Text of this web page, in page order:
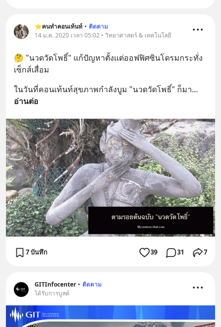
⭐️คนทำคอนเท้นท์ • ติดตาม
14 ม.ค. 2020 เวลา 05:02 • วิทยาศาสตร์ & เทคโนโลยี
🤔 "นวดวัดโพธิ์" แก้ปัญหาตั้งแต่ออฟฟิศซินโดรมกระทั่ง
เซ็กส์เสื่อม
ในวันที่คอนเท้นท์สุขภาพกำลังบูม "นวดวัดโพธิ์" ก็มา
อ่านต่อ
7 บันทึก 39 31 7
GITInfocenter • ติดตาม
ได้รับการบูสต์